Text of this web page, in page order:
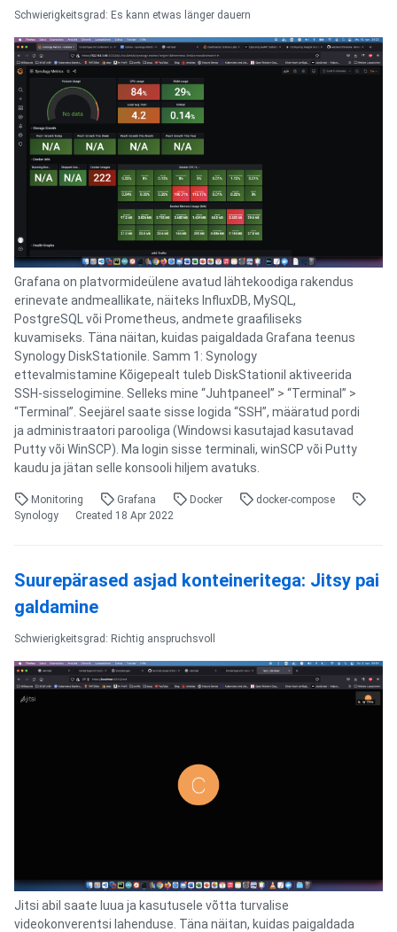
Schwierigkeitsgrad: Es kann etwas länger dauern
Grafana on platvormideülene avatud lähtekoodiga rakendus
erinevate andmeallikate, näiteks InfluxDB, MySQL,
PostgreSQL või Prometheus, andmete graafiliseks
kuvamiseks. Täna näitan, kuidas paigaldada Grafana teenus
Synology DiskStationile. Samm 1: Synology
ettevalmistamine Kõigepealt tuleb DiskStationil aktiveerida
SSH-sisselogimine. Selleks mine “Juhtpaneel” > “Terminal” >
“Terminal”. Seejärel saate sisse logida “SSH”, määratud pordi
ja administraatori parooliga (Windowsi kasutajad kasutavad
Putty või WinSCP). Ma login sisse terminali, winSCP või Putty
kaudu ja jätan selle konsooli hiljem avatuks.
Monitoring Grafana Docker
docker-compose
Synology
Created 18 Apr 2022
Suurepärased asjad konteineritega: Jitsy pai
galdamine
Schwierigkeitsgrad: Richtig anspruchsvoll
Jitsi abil saate luua ja kasutusele võtta turvalise
videokonverentsi lahenduse. Täna näitan, kuidas paigaldada